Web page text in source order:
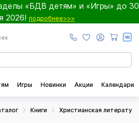
«БДВ детям» и «Игры» до 30
2026! подробнее>>>
Игры Новинки Акции Календари
Книги Христианская литература